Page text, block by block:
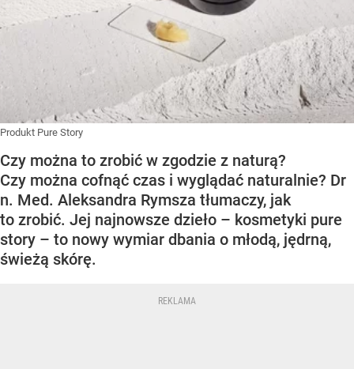
Produkt Pure Story
Czy można to zrobić w zgodzie z naturą?
Czy można cofnąć czas i wyglądać naturalnie? Dr
n. Med. Aleksandra Rymsza tłumaczy, jak
to zrobić. Jej najnowsze dzieło – kosmetyki pure
story – to nowy wymiar dbania o młodą, jędrną,
świeżą skórę.